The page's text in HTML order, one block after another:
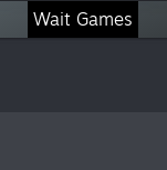
Wait Games